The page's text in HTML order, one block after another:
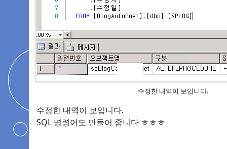
수정한 내역이 보입니다.
수정한 내역이 보입니다.
SQL 명령어도 만들어 줍니다 ㅎㅎㅎ